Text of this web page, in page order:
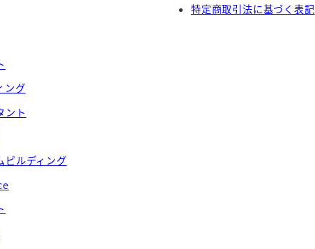
ング
ント
ビルディング
特定商取引法に基づく表記